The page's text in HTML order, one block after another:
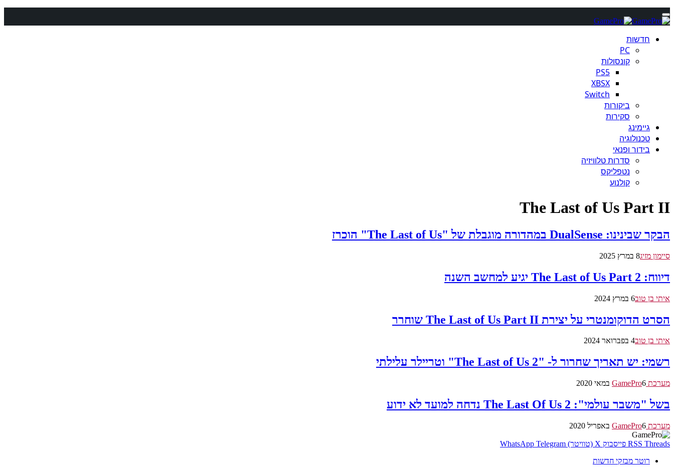
חדשות
PC
קונסולות
PS5
XBSX
Switch
ביקורות
סקירות
גיימינג
טכנולוגיה
בידור ופנאי
סדרות טלוויזיה
נטפליקס
קולנוע
The Last of Us Part II
הבקר שבינינו: DualSense במהדורה מוגבלת של "The Last of Us" הוכרז
סיימון מזיג8 במרץ 2025
דיווח: The Last of Us Part 2 יגיע למחשב השנה
איתי בן טוב6 במרץ 2024
הסרט הדוקומנטרי על יצירת The Last of Us Part II שוחרר
איתי בן טוב4 בפברואר 2024
רשמי: יש תאריך שחרור ל- "The Last of Us 2" וטריילר עלילתי
מערכת GamePro 6 במאי 2020
בשל "משבר עולמי": The Last Of Us 2 נדחה למועד לא ידוע
מערכת GamePro 6 באפריל 2020
RSS Threads פייסבוק X (טוויטר) WhatsApp Telegram
רוטר מבזקי חדשות